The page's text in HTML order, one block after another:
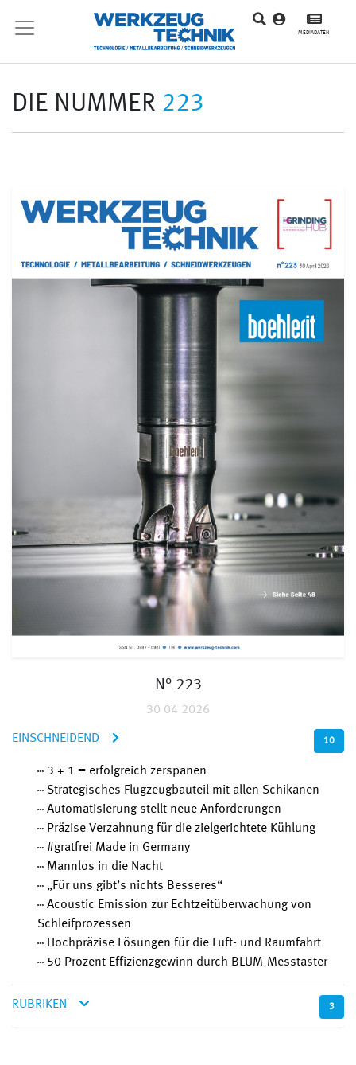
MEDIADATEN
DIE NUMMER 223
N° 223
30 04 2026
EINSCHNEIDEND 10
3 + 1 = erfolgreich zerspanen
Strategisches Flugzeugbauteil mit allen Schikanen
Automatisierung stellt neue Anforderungen
Präzise Verzahnung für die zielgerichtete Kühlung
#gratfrei Made in Germany
Mannlos in die Nacht
„Für uns gibt’s nichts Besseres“
Acoustic Emission zur Echtzeitüberwachung von
Schleifprozessen
Hochpräzise Lösungen für die Luft- und Raumfahrt
50 Prozent Effizienzgewinn durch BLUM-Messtaster
RUBRIKEN 3